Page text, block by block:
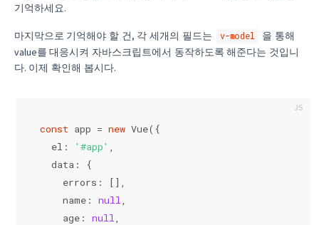
기억하세요.
마지막으로 기억해야 할 건, 각 세개의 필드는 v-model
을 통해
value를 대응시켜 자바스크립트에서 동작하도록 해준다는 것입니
다. 이제 확인해 봅시다.
const app = new Vue({
  el:
'#app'
  data: {
    errors: [],
    name:
null
    age:
null